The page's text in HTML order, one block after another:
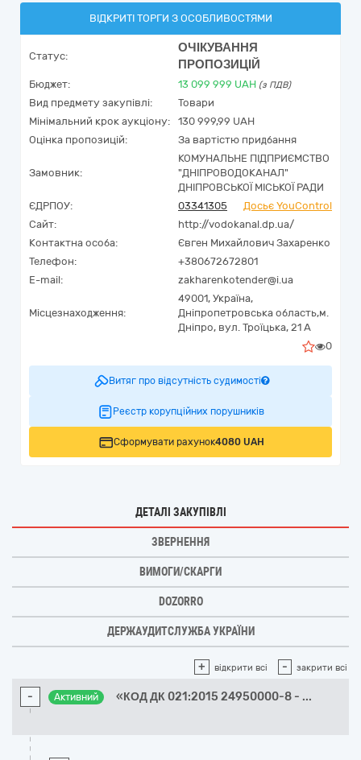
ВІДКРИТІ ТОРГИ З ОСОБЛИВОСТЯМИ
Статус:
ОЧІКУВАННЯ
ПРОПОЗИЦІЙ
Бюджет: 13 099 999 UAH (з ПДВ)
Вид предмету закупівлі:
Товари
Мінімальний крок аукціону:
130 999,99 UAH
Оцінка пропозицій:
За вартістю придбання
Замовник:
КОМУНАЛЬНЕ ПІДПРИЄМСТВО
"ДНІПРОВОДОКАНАЛ"
ДНІПРОВСЬКОЇ МІСЬКОЇ РАДИ
ЄДРПОУ:
03341305
Досьє YouControl
Сайт:
http://vodokanal.dp.ua/
Контактна особа:
Євген Михайлович Захаренко
Телефон:
+380672672801
E-mail:
zakharenkotender@i.ua
Місцезнаходження:
49001, Україна,
Дніпропетровська область,м.
Дніпро, вул. Троїцька, 21 А
0
Витяг про відсутність судимості
Реєстр корупційних порушників
Сформувати рахунок4080 UAH
ДЕТАЛІ ЗАКУПІВЛІ
ЗВЕРНЕННЯ
ВИМОГИ/СКАРГИ
DOZORRO
ДЕРЖАУДИТСЛУЖБА УКРАЇНИ
+ відкрити всі - закрити всі
- Активний «КОД ДК 021:2015 24950000-8 - ...